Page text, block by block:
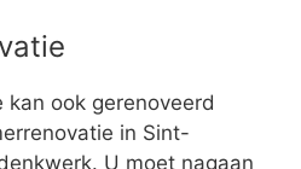
ook gerenoveerd
in Sint-
U moet nagaan